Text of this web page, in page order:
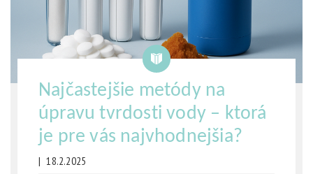
Najčastejšie metódy na
úpravu tvrdosti vody – ktorá
je pre vás najvhodnejšia?
| 18.2.2025